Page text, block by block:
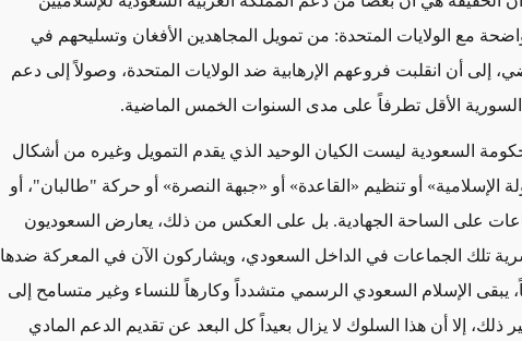
مع الولايات المتحدة: من تمويل المجاهدين الأفغان وتسليحهم في
إلى أن انقلبت فروعهم الإرهابية ضد الولايات المتحدة، وصولاً إلى دعم
السورية الأقل تطرفاً على مدى السنوات الخمس الماضية.
السعودية ليست الكيان الوحيد الذي يقدم التمويل وغيره من أشكال
الإسلامية» أو تنظيم «القاعدة» أو «جبهة النصرة» أو حركة "طالبان"، أو
على الساحة الجهادية. بل على العكس من ذلك، يعارض السعوديون
تلك الجماعات في الداخل السعودي، ويشاركون الآن في المعركة ضدها
يبقى الإسلام السعودي الرسمي متشدداً وكارهاً للنساء وغير متسامح إلى
ذلك، إلا أن هذا السلوك لا يزال بعيداً كل البعد عن تقديم الدعم المادي